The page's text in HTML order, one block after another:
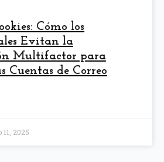
Cómo los
Evitan la
Multifactor para
Cuentas de Correo
11, 2025